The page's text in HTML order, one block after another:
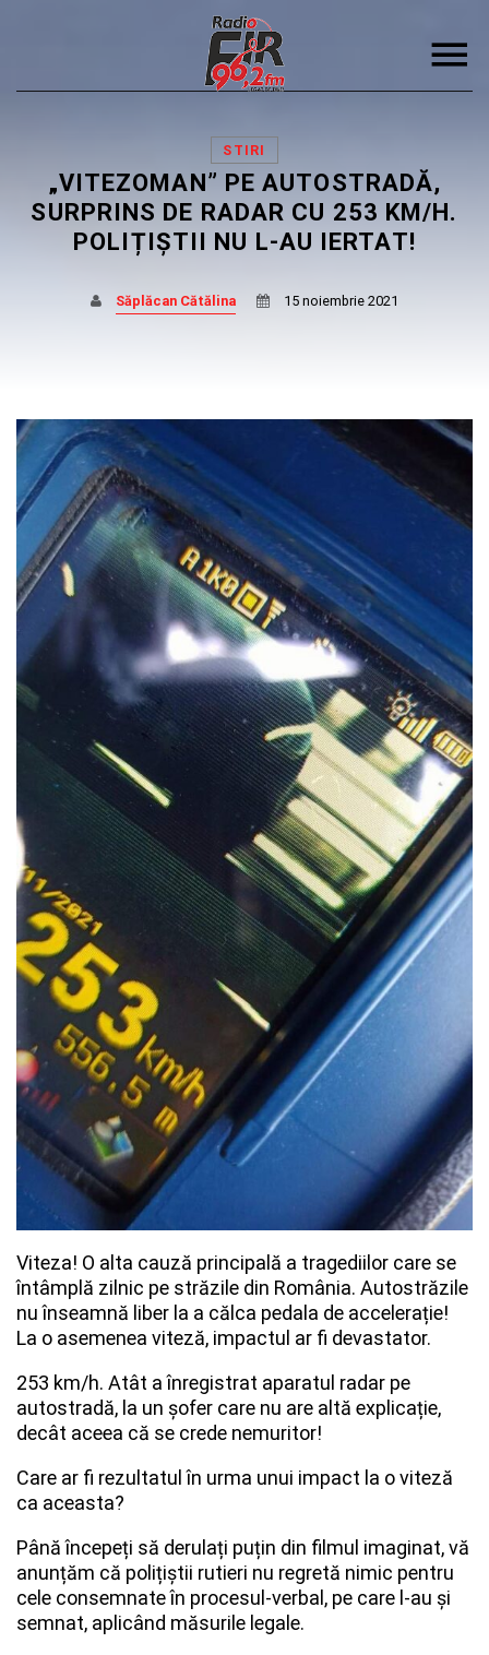
CAUTA IN SITE:
DISTRIBUIE PAGINA PE:
Pinterest
Whatsapp
STIRI
„VITEZOMAN” PE AUTOSTRADĂ,
SURPRINS DE RADAR CU 253 KM/H.
POLIȚIȘTII NU L-AU IERTAT!
Săplăcan Cătălina 15 noiembrie 2021
Viteza! O alta cauză principală a tragediilor care se
întâmplă zilnic pe străzile din România. Autostrăzile
nu înseamnă liber la a călca pedala de accelerație!
La o asemenea viteză, impactul ar fi devastator.
253 km/h. Atât a înregistrat aparatul radar pe
autostradă, la un șofer care nu are altă explicație,
decât aceea că se crede nemuritor!
Care ar fi rezultatul în urma unui impact la o viteză
ca aceasta?
Până începeți să derulați puțin din filmul imaginat, vă
anunțăm că polițiștii rutieri nu regretă nimic pentru
cele consemnate în procesul-verbal, pe care l-au și
semnat, aplicând măsurile legale.